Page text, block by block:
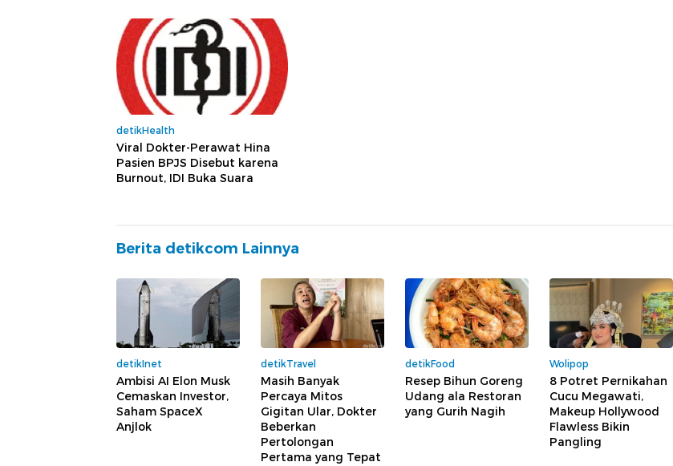
detikHealth
Viral Dokter-Perawat Hina
Pasien BPJS Disebut karena
Burnout, IDI Buka Suara
Berita detikcom Lainnya
detikInet
Ambisi AI Elon Musk
Cemaskan Investor,
Saham SpaceX
Anjlok
detikTravel
Masih Banyak
Percaya Mitos
Gigitan Ular, Dokter
Beberkan
Pertolongan
Pertama yang Tepat
detikFood
Resep Bihun Goreng
Udang ala Restoran
yang Gurih Nagih
Wolipop
8 Potret Pernikahan
Cucu Megawati,
Makeup Hollywood
Flawless Bikin
Pangling